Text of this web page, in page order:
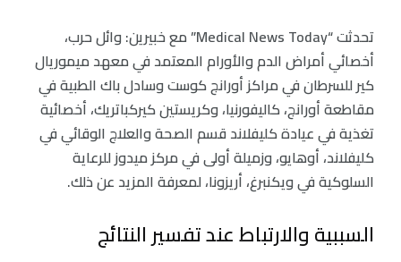
تحدثت “Medical News Today” مع خبيرين: وائل حرب،
أخصائي أمراض الدم والأورام المعتمد في معهد ميموريال
كير للسرطان في مراكز أورانج كوست وسادل باك الطبية في
مقاطعة أورانج، كاليفورنيا، وكريستين كيركباتريك، أخصائية
تغذية في عيادة كليفلاند قسم الصحة والعلاج الوقائي في
كليفلاند، أوهايو، وزميلة أولى في مركز ميدوز للرعاية
السلوكية في ويكنبرغ، أريزونا، لمعرفة المزيد عن ذلك.
السببية والارتباط عند تفسير النتائج